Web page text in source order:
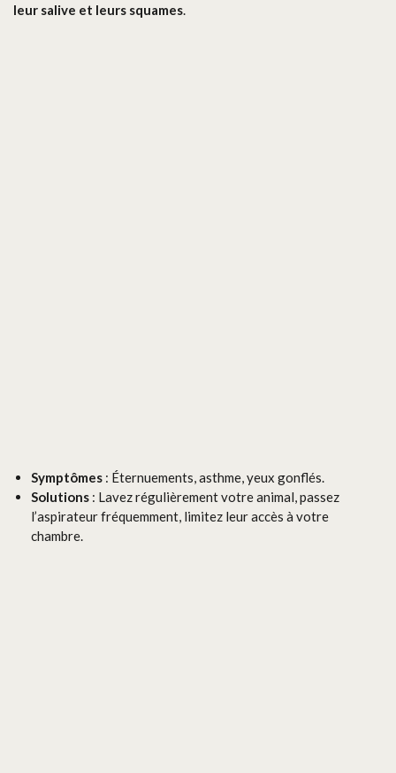
leur salive et leurs squames.
Symptômes : Éternuements, asthme, yeux gonflés.
Solutions : Lavez régulièrement votre animal, passez
l’aspirateur fréquemment, limitez leur accès à votre
chambre.